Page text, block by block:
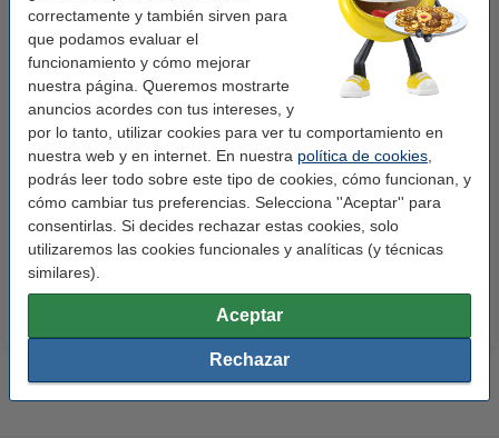
correctamente y también sirven para
que podamos evaluar el
funcionamiento y cómo mejorar
nuestra página. Queremos mostrarte
anuncios acordes con tus intereses, y
por lo tanto, utilizar cookies para ver tu comportamiento en
nuestra web y en internet. En nuestra política de cookies
podrás leer todo sobre este tipo de cookies, cómo funcionan, y
cómo cambiar tus preferencias. Selecciona ''Aceptar'' para
consentirlas. Si decides rechazar estas cookies, solo
utilizaremos las cookies funcionales y analíticas (y técnicas
similares).
Aceptar
Rechazar
123tinta Papel fotográfico
Premium Glossy brillo alto | 10 x
15 cm | 260g | 100 hojas
Incl. 21% IVA
123tinta Pilas Alcalinas Xtreme
Power AA - LR06 - MN1500 - 24
unidades
14,50 € Incl. 21% IVA